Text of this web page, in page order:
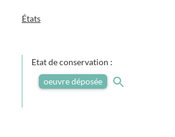
États
Etat de conservation :
oeuvre déposée